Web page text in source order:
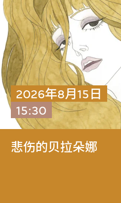
2026年8月15日
15:30
悲伤的贝拉朵娜